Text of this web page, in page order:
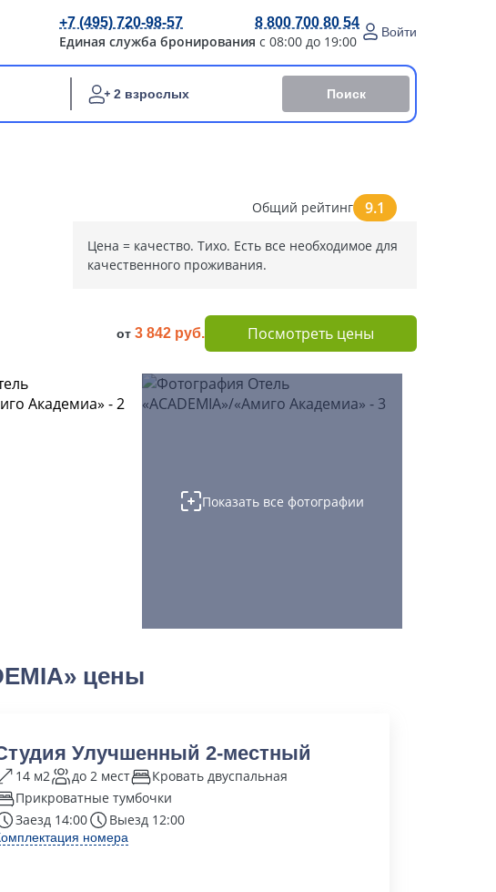
+7 (495) 720-98-57 8 800 700 80 54
Единая служба бронирования с 08:00 до 19:00
Войти
2 взрослых Поиск
Общий рейтинг 9.1
Цена = качество. Тихо. Есть все необходимое для
качественного проживания.
от 3 842 руб. Посмотреть цены
Показать все фотографии
цены
Улучшенный 2-местный
14 м2 до 2 мест
Кровать двуспальная
Прикроватные тумбочки
Заезд 14:00
Выезд 12:00
номера